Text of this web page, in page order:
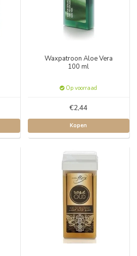
Waxpatroon Aloe Vera
100 ml
Op voorraad
€2,44
Kopen